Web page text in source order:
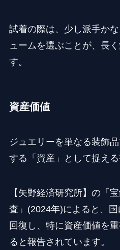
試着の際は、少し派手か
ュームを選ぶことが、長
す。
資産価値
ジュエリーを単なる装飾
する「資産」として捉える
【矢野経済研究所】の「
査」(2024年)によると、
回復し、特に資産価値を
ると報告されています。